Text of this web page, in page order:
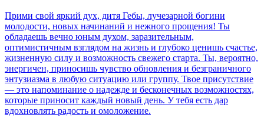
Прими свой яркий дух, дитя Гебы, лучезарной богини
молодости, новых начинаний и нежного прощения! Ты
обладаешь вечно юным духом, заразительным,
оптимистичным взглядом на жизнь и глубоко ценишь счастье,
жизненную силу и возможность свежего старта. Ты, вероятно,
энергичен, приносишь чувство обновления и безграничного
энтузиазма в любую ситуацию или группу. Твое присутствие
— это напоминание о надежде и бесконечных возможностях,
которые приносит каждый новый день. У тебя есть дар
вдохновлять радость и омоложение.